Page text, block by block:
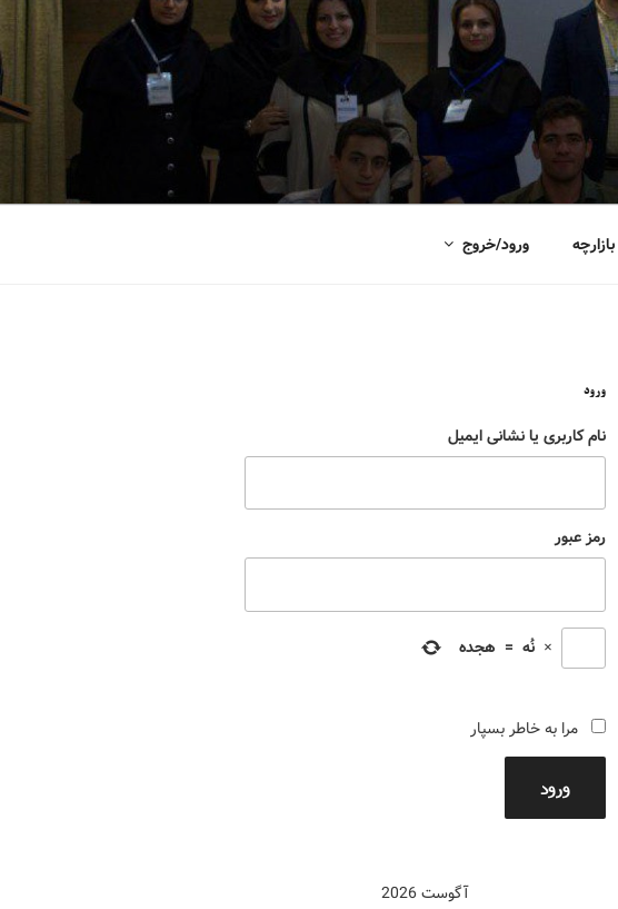
بازارچه ورود/خروج
ورود
نام کاربری یا نشانی ایمیل
رمز عبور
× نُه = هجده
مرا به خاطر بسپار
ورود
آگوست 2026